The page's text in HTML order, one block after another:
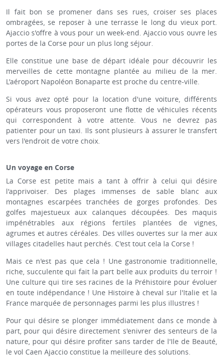
Il fait bon se promener dans ses rues, croiser ses places
ombragées, se reposer à une terrasse le long du vieux port.
Ajaccio s'offre à vous pour un week-end. Ajaccio vous ouvre les
portes de la Corse pour un plus long séjour.
Elle constitue une base de départ idéale pour découvrir les
merveilles de cette montagne plantée au milieu de la mer.
L'aéroport Napoléon Bonaparte est proche du centre-ville.
Si vous avez opté pour la location d'une voiture, différents
opérateurs vous proposeront une flotte de véhicules récents
qui correspondent à votre attente. Vous ne devrez pas
patienter pour un taxi. Ils sont plusieurs à assurer le transfert
vers l'endroit de votre choix.
Un voyage en Corse
La Corse est petite mais a tant à offrir à celui qui désire
l'apprivoiser. Des plages immenses de sable blanc aux
montagnes escarpées tranchées de gorges profondes. Des
golfes majestueux aux calanques découpées. Des maquis
impénétrables aux régions fertiles plantées de vignes,
agrumes et autres céréales. Des villes ouvertes sur la mer aux
villages citadelles haut perchés. C'est tout cela la Corse !
Mais ce n'est pas que cela ! Une gastronomie traditionnelle,
riche, succulente qui fait la part belle aux produits du terroir !
Une culture qui tire ses racines de la Préhistoire pour évoluer
en toute indépendance ! Une Histoire à cheval sur l'Italie et la
France marquée de personnages parmi les plus illustres !
Pour qui désire se plonger immédiatement dans ce monde à
part, pour qui désire directement s'enivrer des senteurs de la
nature, pour qui désire profiter sans tarder de l'Ile de Beauté,
le vol Caen Ajaccio constitue la meilleure des solutions.